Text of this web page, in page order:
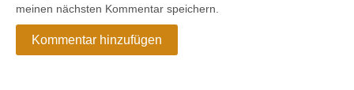
meinen nächsten Kommentar speichern.